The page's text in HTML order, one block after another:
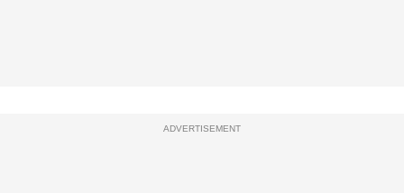
ADVERTISEMENT